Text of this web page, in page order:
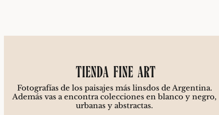
TIENDA FINE ART
Fotografías de los paisajes máslinsdos de Argentina.
Además vas a encontra colecciones en blanco y negro,
urbanas y abstractas.